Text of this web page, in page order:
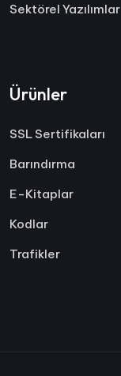
Sektörel Yazılımlar
Ürünler
SSL Sertifikaları
Barındırma
E-Kitaplar
Kodlar
Trafikler